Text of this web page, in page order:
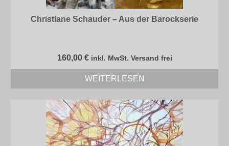
Christiane Schauder – Aus der Barockserie
160,00 € inkl. MwSt. Versand frei
WEITERLESEN